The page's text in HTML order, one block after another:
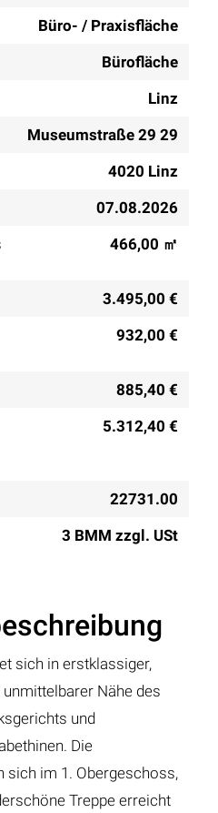
Büro- / Praxisfläche
Bürofläche
Linz
Museumstraße 29 29
4020 Linz
07.08.2026
466,00 ㎡
3.495,00 €
932,00 €
885,40 €
5.312,40 €
22731.00
3 BMM zzgl. USt
sich in erstklassiger,
Nähe des
und
Die
sich im 1. Obergeschoss,
Treppe erreicht